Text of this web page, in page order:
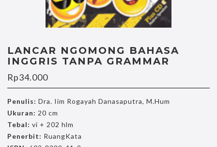
LANCAR NGOMONG BAHASA
INGGRIS TANPA GRAMMAR
Rp34.000
Penulis: Dra. Iim Rogayah Danasaputra, M.Hum
Ukuran: 20 cm
Tebal: vi + 202 hlm
Penerbit: RuangKata